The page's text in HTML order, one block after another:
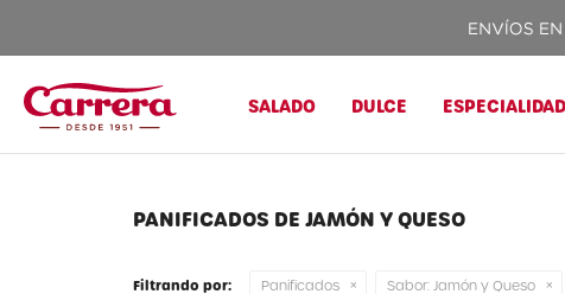
SALADO DULCE
PANIFICADOS DE JAMÓN Y QUESO
Filtrando por: Panificados Sabor: Jamón y Queso